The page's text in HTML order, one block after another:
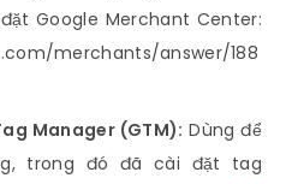
Google Merchant Center:
merchants/answer/188
Manager (GTM): Dùng để
trong đó đã cài đặt tag